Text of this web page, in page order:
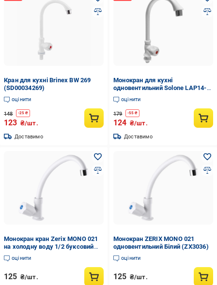
Кран для кухні Brinex BW 269
(SD00034269)
оцінити
148 -25 ₴
123 ₴/шт.
Доставимо
Монокран для кухні
одновентильний Solone LAP14-
D611 пластик Білий
оцінити
179 -55 ₴
124 ₴/шт.
Доставимо
Монокран кран Zerix MONO 021
на холодну воду 1/2 буксовий
Білий (ZX3036)
оцінити
125 ₴/шт.
Монокран ZERIX MONO 021
одновентильний Білий (ZX3036)
оцінити
125 ₴/шт.